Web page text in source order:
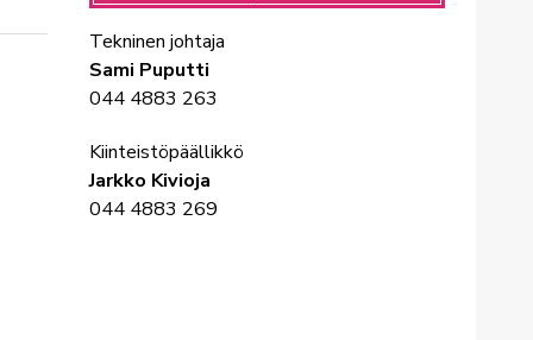
Tekninen johtaja
Sami Puputti
044 4883 263
Kiinteistöpäällikkö
Jarkko Kivioja
044 4883 269